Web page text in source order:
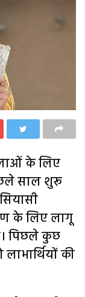
के लिए
साल शुरू
के लिए लागू
पिछले कुछ
की